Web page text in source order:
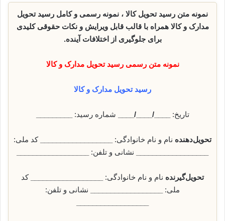
نمونه متن رسید تحویل کالا ، نمونه رسمی و کامل رسید تحویل
مدارک و کالا همراه با قالب قابل ویرایش و نکات حقوقی کلیدی
برای جلوگیری از اختلافات آینده.
نمونه متن رسمی رسید تحویل مدارک و کالا
رسید تحویل مدارک و کالا
تاریخ: ____/____/____ شماره رسید:
تحویل‌دهنده نام و نام خانوادگی:
کد ملی:
نشانی و تلفن:
تحویل‌گیرنده نام و نام خانوادگی:
کد
ملی:
نشانی و تلفن: